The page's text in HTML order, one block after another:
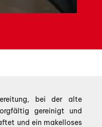
bei der alte
gereinigt und
und ein makelloses